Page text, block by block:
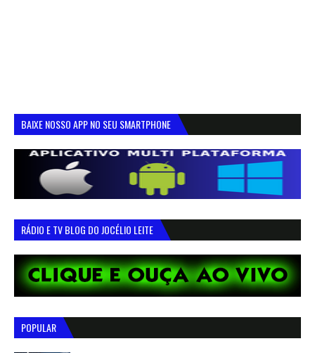
BAIXE NOSSO APP NO SEU SMARTPHONE
RÁDIO E TV BLOG DO JOCÉLIO LEITE
POPULAR